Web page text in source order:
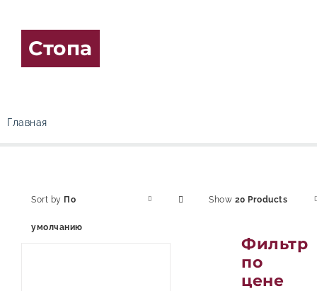
Стопа
Главная
Sort by По
умолчанию
Show 20 Products
Фильтр
по
цене